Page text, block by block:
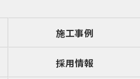
施工事例
採用情報